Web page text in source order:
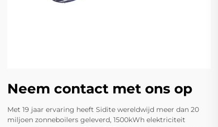
Neem contact met ons op
Met 19 jaar ervaring heeft Sidite wereldwijd meer dan 20
miljoen zonneboilers geleverd, 1500kWh elektriciteit